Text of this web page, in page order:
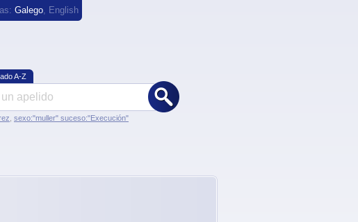
Galego, English
A-Z
sexo:"muller" suceso:"Execución"